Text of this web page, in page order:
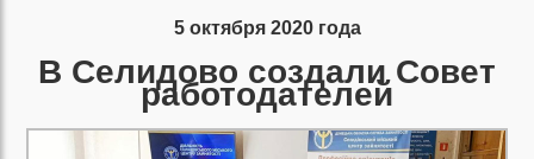
5 октября 2020 года
В Селидово создали Совет
работодателей